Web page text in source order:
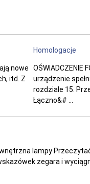
nowe
itd. Z
Homologacje
OŚWIADCZENIE
urządzenie
rozdziale 15.
Łączno&# ...
lampy
zegara i